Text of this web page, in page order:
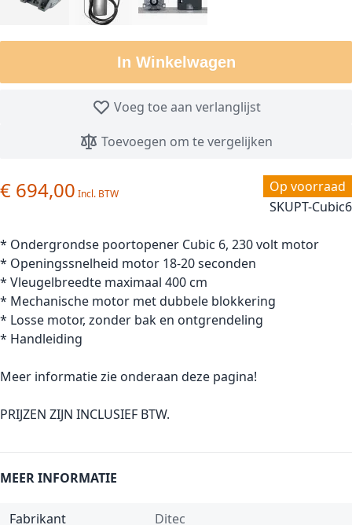
In Winkelwagen
Voeg toe aan verlanglijst
Toevoegen om te vergelijken
Op voorraad
SKUPT-Cubic6
€ 694,00
* Ondergrondse poortopener Cubic 6, 230 volt motor
* Openingssnelheid motor 18-20 seconden
* Vleugelbreedte maximaal 400 cm
* Mechanische motor met dubbele blokkering
* Losse motor, zonder bak en ontgrendeling
* Handleiding
Meer informatie zie onderaan deze pagina!
PRIJZEN ZIJN INCLUSIEF BTW.
MEER INFORMATIE
Fabrikant
Ditec